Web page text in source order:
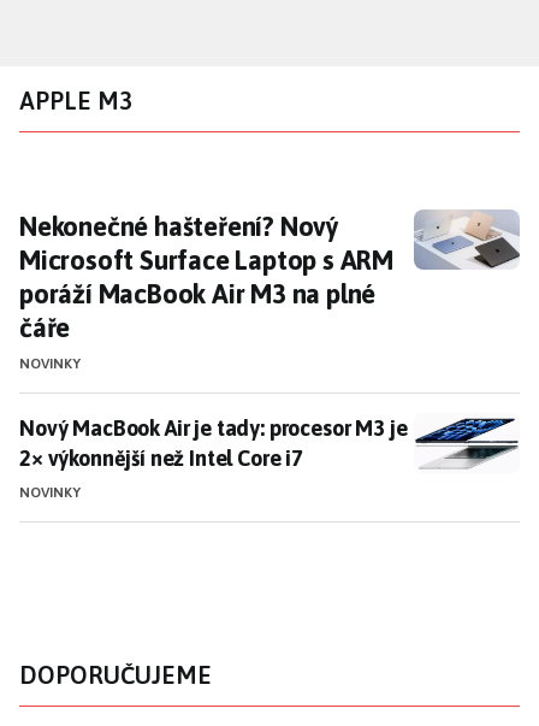
obsahu
APPLE M3
Nekonečné hašteření? Nový Microsoft
Nekonečné hašteření? Nový
Microsoft Surface Laptop s ARM
poráží MacBook Air M3 na plné
čáře
NOVINKY
Nový MacBook Air je tady: procesor M3 je 2×
Nový MacBook Air je tady: procesor M3 je
2× výkonnější než Intel Core i7
NOVINKY
DOPORUČUJEME